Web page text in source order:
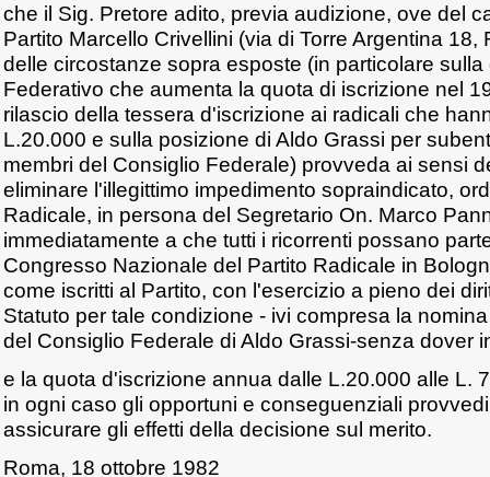
che il Sig. Pretore adito, previa audizione, ove del
Partito Marcello Crivellini (via di Torre Argentina 18,
delle circostanze sopra esposte (in particolare
Federativo che aumenta la quota di iscrizione nel
rilascio della tessera d'iscrizione ai radicali che
L.20.000 e sulla posizione di Aldo Grassi per
membri del Consiglio Federale) provveda ai sensi
eliminare l'illegittimo impedimento sopraindicato,
Radicale, in persona del Segretario On. Marco
immediatamente a che tutti i ricorrenti possano
Congresso Nazionale del Partito Radicale in
come iscritti al Partito, con l'esercizio a pieno dei
Statuto per tale condizione - ivi compresa la
del Consiglio Federale di Aldo Grassi-senza dover
e la quota d'iscrizione annua dalle L.20.000 alle L.
in ogni caso gli opportuni e conseguenziali
assicurare gli effetti della decisione sul merito.
Roma, 18 ottobre 1982